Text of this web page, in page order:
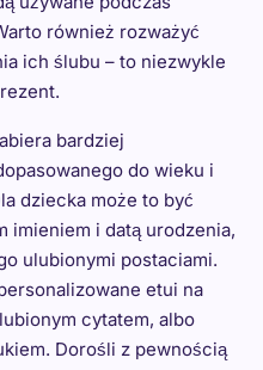
również rozważyć
ich ślubu – to niezwykle
bardziej
do wieku i
dziecka może to być
imieniem i datą urodzenia,
ulubionymi postaciami.
etui na
cytatem, albo
Dorośli z pewnością